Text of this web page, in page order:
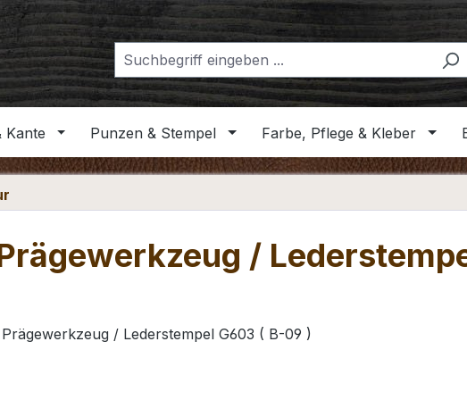
Kante Punzen & Stempel Farbe, Pflege & Kleber
/